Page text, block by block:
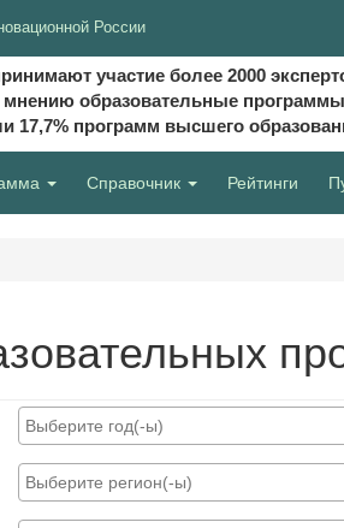
России
участие более 2000
образовательные программы
17,7% программ высшего
Справочник Рейтинги